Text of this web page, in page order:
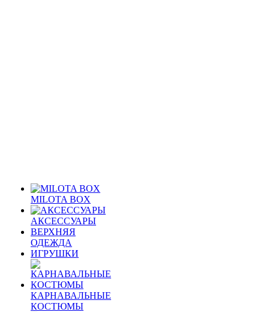
MILOTA BOX
АКСЕССУАРЫ
ВЕРХНЯЯ
ОДЕЖДА
ИГРУШКИ
КАРНАВАЛЬНЫЕ
КОСТЮМЫ